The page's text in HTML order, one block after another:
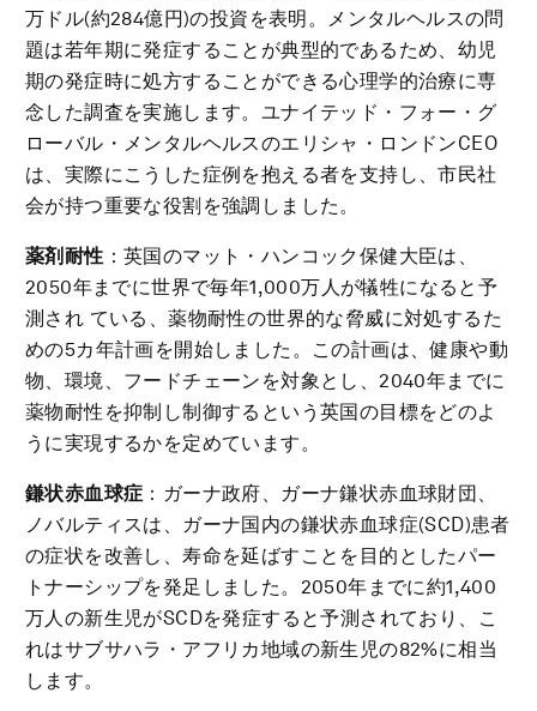
万ドル(約284億円)の投資を表明。メンタルヘルスの問
題は若年期に発症することが典型的であるため、幼児
期の発症時に処方することができる心理学的治療に専
念した調査を実施します。ユナイテッド・フォー・グ
ローバル・メンタルヘルスのエリシャ・ロンドンCEO
は、実際にこうした症例を抱える者を支持し、市民社
会が持つ重要な役割を強調しました。
薬剤耐性 ：英国のマット・ハンコック保健大臣は、
2050年までに世界で毎年1,000万人が犠牲になると予
測され ている、薬物耐性の世界的な脅威に対処するた
めの5カ年計画を開始しました。この計画は、健康や動
物、環境、フードチェーンを対象とし、2040年までに
薬物耐性を抑制し制御するという英国の目標をどのよ
うに実現するかを定めています。
鎌状赤血球症 ：ガーナ政府、ガーナ鎌状赤血球財団、
ノバルティスは、ガーナ国内の鎌状赤血球症(SCD)患者
の症状を改善し、寿命を延ばすことを目的としたパー
トナーシップを発足しました。2050年までに約1,400
万人の新生児がSCDを発症すると予測されており、こ
れはサブサハラ・アフリカ地域の新生児の82%に相当
します。